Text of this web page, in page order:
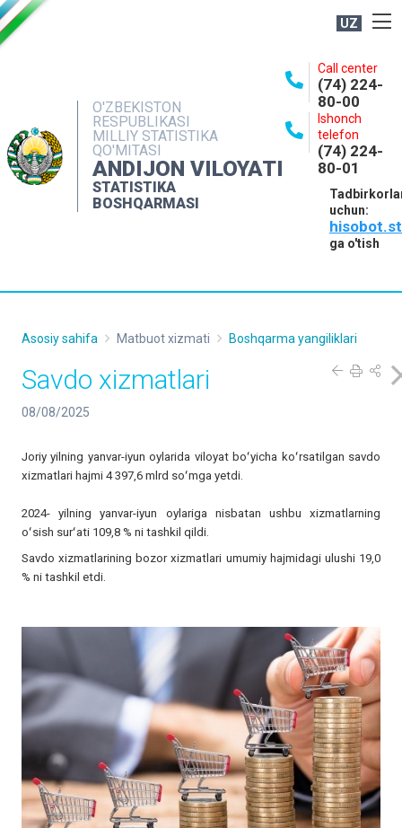
UZ
O'ZBEKISTON
RESPUBLIKASI
MILLIY STATISTIKA
QO'MITASI
ANDIJON VILOYATI
STATISTIKA
BOSHQARMASI
Call center
(74) 224-
80-00
Ishonch
telefon
(74) 224-
80-01
uchun:
ga o'tish
NASHRLAR
INTERAKTIV XIZMATLAR
MATBUOT XIZMATI
MUROJAATLAR
Asosiy sahifa Matbuot xizmati Boshqarma yangiliklari
Savdo xizmatlari
08/08/2025
Joriy yilning yanvar-iyun oylarida viloyat boʻyicha koʻrsatilgan savdo
xizmatlari hajmi 4 397,6 mlrd soʻmga yetdi.
2024- yilning yanvar-iyun oylariga nisbatan ushbu xizmatlarning
oʻsish surʻati 109,8 % ni tashkil qildi.
Savdo xizmatlarining bozor xizmatlari umumiy hajmidagi ulushi 19,0
% ni tashkil etdi.